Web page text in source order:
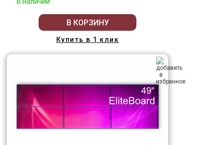
В наличии
В КОРЗИНУ
Купить в 1 клик